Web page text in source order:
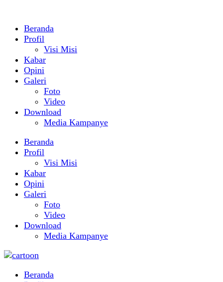
Beranda
Profil
Visi Misi
Kabar
Opini
Galeri
Foto
Video
Download
Media Kampanye
Beranda
Profil
Visi Misi
Kabar
Opini
Galeri
Foto
Video
Download
Media Kampanye
Beranda